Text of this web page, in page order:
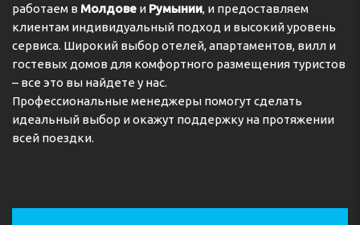
работаем в Молдове и Румынии, и предоставляем
клиентам индивидуальный подход и высокий уровень
сервиса. Широкий выбор отелей, апартаментов, вилл и
гостевых домов для комфортного размещения туристов
– все это вы найдете у нас.
Профессиональные менеджеры помогут сделать
идеальный выбор и окажут поддержку на протяжении
всей поездки.